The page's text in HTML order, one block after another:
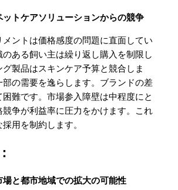
トケアソリューションからの競争
ントは価格感度の問題に直面してい
のある飼い主は繰り返し購入を制限し
グ製品はスキンケア予算と競合しま
の需要を逸らします。ブランドの差
難です。市場参入障壁は中程度にと
競争が利益率に圧力をかけます。これ
用を制約します。
と都市地域での拡大の可能性